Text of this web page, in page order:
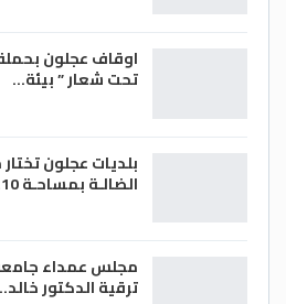
اوقاف عجلون
تحت شعار ” بيئة…
بلديات عجلون
الضالـة بمساحـة 10…
مجلس عمداء
ترقية الدكتور